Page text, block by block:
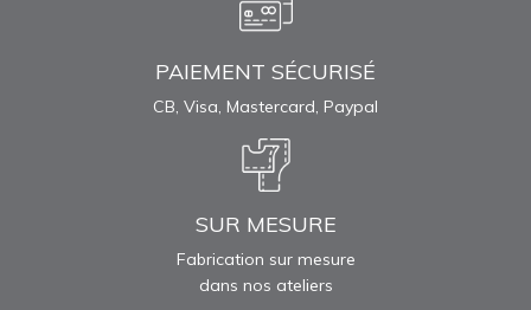
PAIEMENT SÉCURISÉ
CB, Visa, Mastercard, Paypal
SUR MESURE
Fabrication sur mesure
dans nos ateliers